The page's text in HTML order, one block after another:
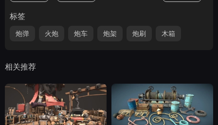
标签
炮弹 火炮 炮车 炮架 炮刷 木箱
相关推荐